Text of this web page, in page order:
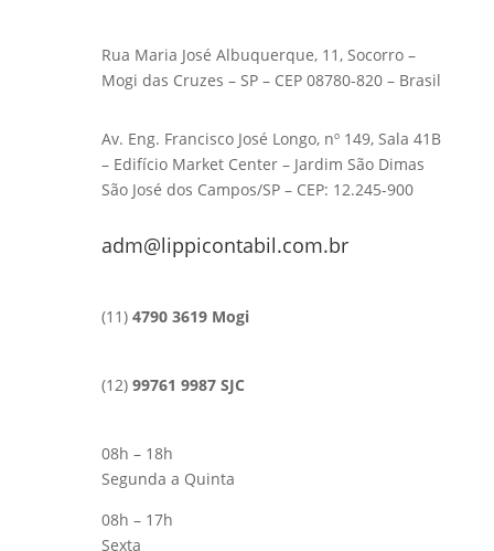
Rua Maria José Albuquerque, 11, Socorro –
Mogi das Cruzes – SP – CEP 08780-820 – Brasil
Av. Eng. Francisco José Longo, nº 149, Sala 41B
– Edifício Market Center – Jardim São Dimas
São José dos Campos/SP – CEP: 12.245-900
adm@lippicontabil.com.br
(11) 4790 3619 Mogi
(12) 99761 9987 SJC
08h – 18h
Segunda a Quinta
08h – 17h
Sexta